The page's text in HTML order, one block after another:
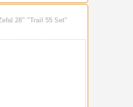
28" "Trail 55 Set"